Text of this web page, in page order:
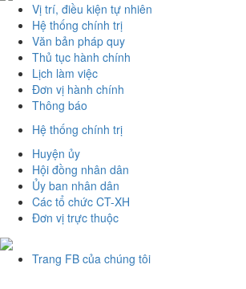
Vị trí, điều kiện tự nhiên
Hệ thống chính trị
Văn bản pháp quy
Thủ tục hành chính
Lịch làm việc
Đơn vị hành chính
Thông báo
Hệ thống chính trị
Huyện ủy
Hội đồng nhân dân
Ủy ban nhân dân
Các tổ chức CT-XH
Đơn vị trực thuộc
Trang FB của chúng tôi